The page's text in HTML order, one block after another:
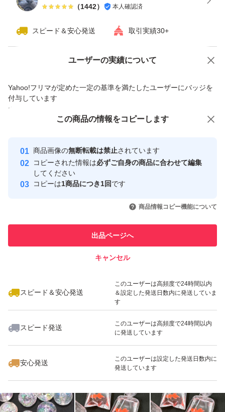
だきます。 （購入前に「質問」から要コメント）
合計5点 ⇒ 800円割引
合計20点 ⇒ 3800円割引
★おまとめ依頼は「商品番号」と「点数（＝セット数）」
例：
★単品や別々購入の場合、割引不可（ヤフオク機能「まと
めて取引」も） 購入前に「質問」からコメントくださ
★1出品を小分けにはできません（バラ売りや半分ずつ組
合せ等）ので出品単位でご指定をお願いします。
★SOLD OUTでも在庫がある場合が多いのでどこからで
もコメントください♪
★他の出品は「蒸気猫パーツ」の検索で一覧表示されま
（1442） 本人確認済
スピード＆安心発送 取引実績30+
ユーザーの実績について
Yahoo!フリマが定めた一定の基準を満たしたユーザーにバッジを
付与しています
安心取引出品者
取引実績
取引実績◯+
このユーザーはYahoo!フリマの取
引を完了させた実績があります
での取引実績があります
スピード&安心発送
※このバッジは実績に基づく表示であり、発送を保証しているものではあり
スピード＆安心発送
このユーザーは高頻度で24時間以内
＆設定した発送日数内に発送していま
す
スピード発送
このユーザーは高頻度で24時間以内
に発送しています
安心発送
このユーザーは設定した発送日数内に
発送しています
Yahoo!オークションで出品した商品のため一部機能は利用できません
商品への質問からの値下げ交渉、不適切なカテゴリ変更依頼は禁止です
この商品の情報をコピーします
商品画像の無断転載は禁止されています
コピーされた情報は必ずご自身の商品に合わせて編集
してください
コピーは1商品につき1回です
商品情報コピー機能について
出品ページへ
キャンセル
この商品をみている人にオススメ